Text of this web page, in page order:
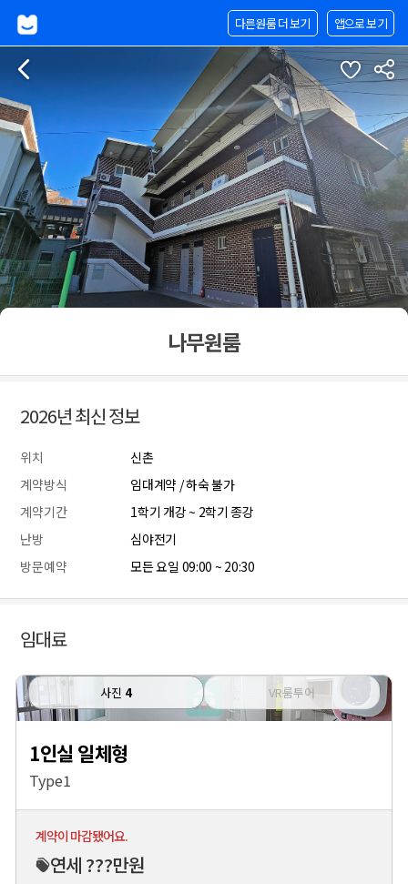
앱으로 보기
다른원룸 더 보기
나무원룸
2026년 최신 정보
위치
신촌
계약방식
임대계약 / 하숙 불가
계약기간
1학기 개강 ~ 2학기 종강
난방
심야전기
방문예약
모든 요일 09:00 ~ 20:30
임대료
사진 4 VR룸투어
1인실 일체형
Type1
계약이 마감됐어요.
연세 ???만원